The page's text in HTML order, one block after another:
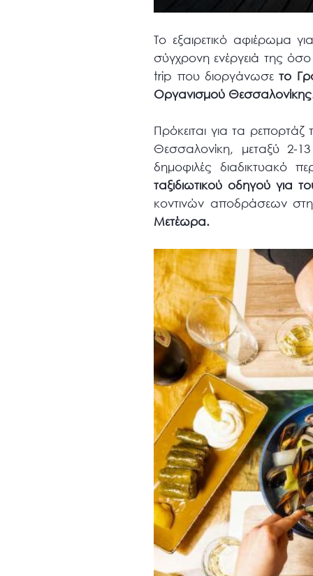
Το εξαιρετικό αφιέρωμα
σύγχρονη ενέργειά της όσο
trip που διοργάνωσετο
Οργανισμού
Πρόκειται για τα ρεπορτάζ
Θεσσαλονίκη, μεταξύ 2-13
δημοφιλές διαδικτυακό
ταξιδιωτικού οδηγού για
κοντινών αποδράσεων στη
Μετέωρα.